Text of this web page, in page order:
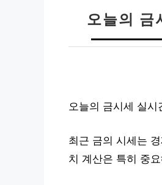
오늘의 금
오늘의 금시세 실
최근 금의 시세는
치 계산은 특히 중